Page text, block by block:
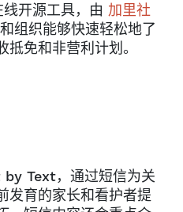
开源工具，由 加里社
组织能够快速轻松地了
免和非营利计划。
Text，通过短信为关
发育的家长和看护者提